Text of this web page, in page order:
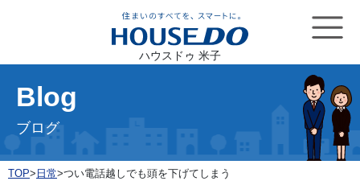
ハウスドゥ 米子
Blog
ブログ
TOP> 日常>つい電話越しでも頭を下げてしまう